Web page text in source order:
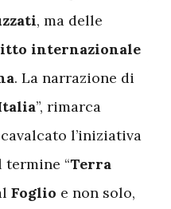
, ma delle
internazionale
. La narrazione di
”, rimarca
l’iniziativa
“Terra
Foglio e non solo,